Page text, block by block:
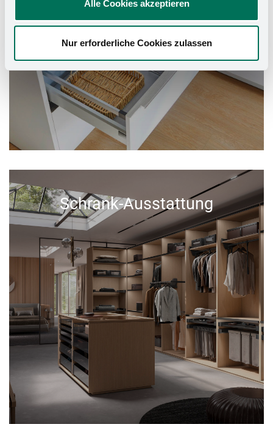
Alle Cookies akzeptieren
Nur erforderliche Cookies zulassen
Schrank-Ausstattung